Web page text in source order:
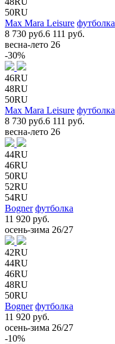
50RU
Max Mara Leisure футболка
8 730 руб.6 111 руб.
весна-лето 26
-30%
46RU
48RU
50RU
Max Mara Leisure футболка
8 730 руб.6 111 руб.
весна-лето 26
44RU
46RU
50RU
52RU
54RU
Bogner футболка
11 920 руб.
осень-зима 26/27
42RU
44RU
46RU
48RU
50RU
Bogner футболка
11 920 руб.
осень-зима 26/27
-10%